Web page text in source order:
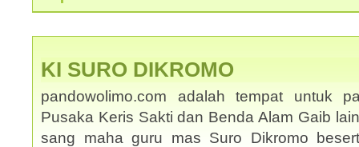
KI SURO DIKROMO
pandowolimo.com adalah tempat untuk
Pusaka Keris Sakti dan Benda Alam Gaib
sang maha guru mas Suro Dikromo